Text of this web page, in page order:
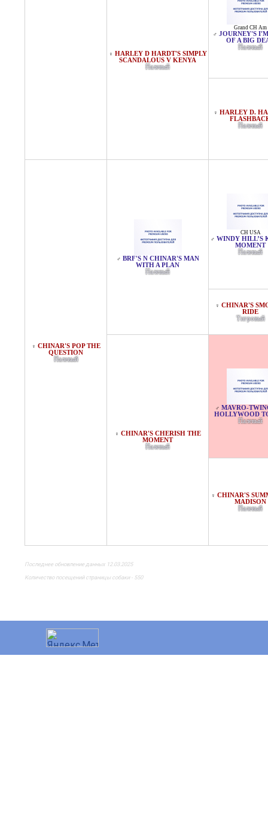
♀ HARLEY D HARDT'S SIMPLY
SCANDALOUS V KENYA
Палевый
Grand CH Am
♂ JOURNEY'S
OF A BIG
Палевый
♀ HARLEY D.
Палевый
♀ CHINAR'S POP THE
QUESTION
Палевый
♂ BRF'S N CHINAR'S MAN
WITH A PLAN
Палевый
CH USA
♂ WINDY HILL’S
MOMENT
Палевый
♀ CHINAR'S
RIDE
Тигровый
♀ CHINAR'S CHERISH THE
MOMENT
Палевый
♂ MAVRO-
HOLLYWOOD
Палевый
♀ CHINAR'S
MADISON
Палевый
Последнее обновление данных 12.03.2025
Количество посещений страницы собаки - 550